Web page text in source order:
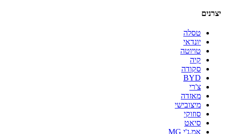
יצרנים
טסלה
יונדאי
טויוטה
קיה
סקודה
BYD
צ'רי
מאזדה
מיצובישי
סוזוקי
סיאט
אמ.ג'י MG